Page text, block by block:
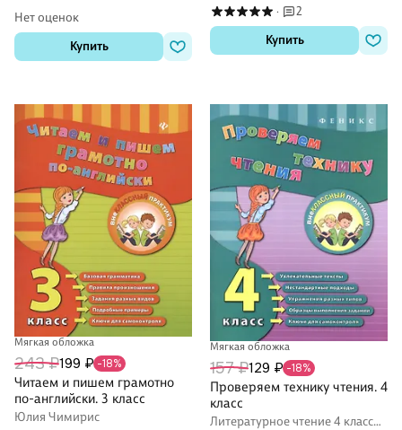
Нет оценок
Купить
·
2
Купить
Мягкая обложка
243 ₽199 ₽ -18%
Читаем и пишем грамотно
по-английски. 3 класс
Юлия Чимирис
Мягкая обложка
157 ₽129 ₽ -18%
Проверяем технику чтения. 4
класс
Литературное чтение 4 класс